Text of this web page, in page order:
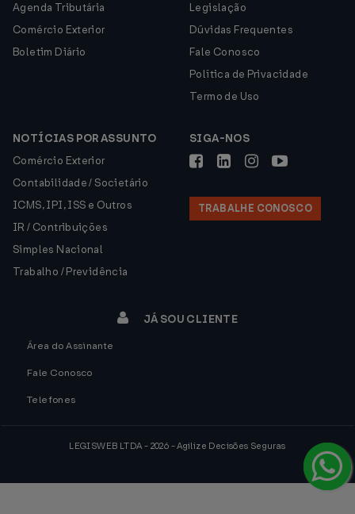
Agenda Tributária
Comércio Exterior
Boletim Diário
Legislação
Dúvidas Frequentes
Fale Conosco
Política de Privacidade
Termo de Uso
NOTÍCIAS POR ASSUNTO
Comércio Exterior
Contabilidade / Societário
ICMS, IPI, ISS e Outros
IR / Contribuições
Simples Nacional
Trabalho / Previdência
SIGA-NOS
TRABALHE CONOSCO
JÁ SOU CLIENTE
Área do Assinante
Fale Conosco
Telefones
LEGISWEB LTDA - 2026 - Agilize Decisões Seguras